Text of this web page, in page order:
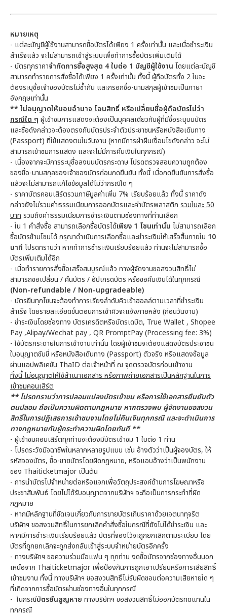
หมายเหตุ
- แต่ละบัญชีผู้ใช้งานสามารถซื้อบัตรได้เพียง 1 ครั้งเท่านั้น และเมื่อชำระเงิน
สำเร็จแล้ว จะไม่สามารถเข้าสู่ระบบเพื่อทำการซื้อบัตรเพิ่มเติมได้
- บัตรทุกราคาจำกัดการซื้อสูงสุด 4 ใบต่อ 1 บัญชีผู้ใช้งาน โดยแต่ละบัญชี
สามารถทำรายการสั่งซื้อได้เพียง 1 ครั้งเท่านั้น ทั้งนี้ ผู้ถือบัตรทั้ง 2 ใบจะ
ต้องระบุชื่อเจ้าของบัตรไม่ซ้ำกัน และกรอกชื่อ-นามสกุลผู้เข้าชมเป็นภาษา
อังกฤษเท่านั้น
**ไม่อนุญาตให้มอบอำนาจ โอนสิทธิ์ หรือเปลี่ยนชื่อผู้ถือบัตรไม่ว่า
กรณีใด ๆ ผู้เข้าชมการแสดงจะต้องเป็นบุคคลเดียวกับผู้ที่มีชื่อระบุบนบัตร
และชื่อดังกล่าวจะต้องตรงกับบัตรประจำตัวประชาชนหรือหนังสือเดินทาง
(Passport) ที่ใช้แสดงตนในวันงาน (หากมีการฝ่าฝืนเงื่อนไขดังกล่าว จะไม่
สามารถเข้าชมการแสดง และจะไม่มีการคืนเงินในทุกกรณี)
- เนื่องจากจะมีการระบุชื่อลงบนบัตรกระดาษ โปรดตรวจสอบความถูกต้อง
ของชื่อ-นามสกุลของเจ้าของบัตรก่อนกดยืนยัน ทั้งนี้ เมื่อกดยืนยันการสั่งซื้อ
แล้วจะไม่สามารถแก้ไขข้อมูลได้ไม่ว่ากรณีใด ๆ
- ราคาบัตรคอนเสิร์ตรวมภาษีมูลค่าเพิ่ม 7% เรียบร้อยแล้ว ทั้งนี้ ราคาดัง
กล่าวยังไม่รวมค่าธรรมเนียมการออกบัตรและค่าบัตรพลาสติก รวมใบละ 50
บาท รวมถึงค่าธรรมเนียมการชำระเงินตามช่องทางที่ท่านเลือก
- ใน 1 คำสั่งซื้อ สามารถเลือกซื้อบัตรได้เพียง 1 โซนเท่านั้น ไม่สามารถเลือก
ซื้อบัตรข้ามโซนได้ กรุณาดำเนินการเลือกซื้อและชำระเงินให้เสร็จสิ้นภายใน 10
นาที โปรดทราบว่า หากทำการชำระเงินเรียบร้อยแล้ว ท่านจะไม่สามารถซื้อ
บัตรเพิ่มเติมได้อีก
- เมื่อทำรายการสั่งซื้อเสร็จสมบูรณ์แล้ว ทางผู้จัดงานขอสงวนสิทธิ์ไม่
สามารถขอเปลี่ยน / คืนบัตร / อัปเกรดบัตร หรือขอคืนเงินได้ในทุกกรณี
(Non-refundable / Non-upgradeable)
- บัตรยืนทุกโซนจะต้องทำการเรียงลำดับคิวเข้าฮอลล์ตามเวลาที่ชำระเงิน
สำเร็จ โดยรายละเอียดขั้นตอนการเข้าคิวจะแจ้งภายหลัง (ก่อนวันงาน)
- ชำระเงินโดยช่องทาง บัตรเครดิตหรือบัตรเดบิต, True Wallet , Shopee
Pay ,Alipay/Wechat pay , QR PromptPay (Processing fee: 3%)
- ใช้บัตรกระดาษในการเข้างานเท่านั้น โดยผู้เข้าชมจะต้องแสดงบัตรประชาชน
ใบอนุญาตขับขี่ หรือหนังสือเดินทาง (Passport) ตัวจริง หรือแสดงข้อมูล
ผ่านแอปพลิเคชัน ThaID ต่อเจ้าหน้าที่ ณ จุดตรวจบัตรก่อนเข้างาน
ทั้งนี้ ไม่อนุญาตให้ใช้สำเนาเอกสาร หรือภาพถ่ายเอกสารเป็นหลักฐานในการ
เข้าชมคอนเสิร์ต
** โปรดทราบว่าการปลอมแปลงบัตรเข้าชม หรือการใช้เอกสารยืนยันตัว
ตนปลอม ถือเป็นความผิดตามกฎหมาย หากตรวจพบ ผู้จัดงานขอสงวน
สิทธิ์ในการปฏิเสธการเข้าชมงานโดยไม่คืนเงินทุกกรณี และจะดำเนินการ
ทางกฎหมายกับผู้กระทำความผิดโดยทันที **
- ผู้เข้าชมคอนเสิร์ตทุกท่านจะต้องมีบัตรเข้าชม 1 ใบต่อ 1 ท่าน
- โปรดระวังมิจฉาชีพในหลากหลายรูปแบบ เช่น อ้างตัวว่าเป็นผู้จองบัตร, ให้
รหัสจองบัตร, ซื้อ-ขายบัตรโดยผิดกฎหมาย, หรือแอบอ้างว่าเป็นพนักงาน
ของ Thaiticketmajor เป็นต้น
- การนำบัตรไปจำหน่ายต่อหรือแจกเพื่อวัตถุประสงค์ด้านการโฆษณาหรือ
ประชาสัมพันธ์ โดยไม่ได้รับอนุญาตจากบริษัทฯ จะถือเป็นการกระทำที่ผิด
กฎหมาย
- หากมีหลักฐานที่ชัดเจนเกี่ยวกับการขายบัตรเกินราคาด้วยเจตนาทุจริต
บริษัทฯ ขอสงวนสิทธิ์ในการยกเลิกคำสั่งซื้อในกรณีที่ยังไม่ได้ชำระเงิน และ
หากมีการชำระเงินเรียบร้อยแล้ว บัตรที่จองไว้จะถูกยกเลิกตามระเบียบ โดย
บัตรที่ถูกยกเลิกจะถูกส่งกลับเข้าสู่ระบบจำหน่ายบัตรอีกครั้ง
- ทางบริษัทฯ ขอความร่วมมือแฟน ๆ ทุกท่าน งดซื้อบัตรจากช่องทางอื่นนอก
เหนือจาก Thaiticketmajor เพื่อป้องกันการถูกเอาเปรียบหรือการเสียสิทธิ์
เข้าชมงาน ทั้งนี้ ทางบริษัทฯ ขอสงวนสิทธิ์ไม่รับผิดชอบต่อความเสียหายใด ๆ
ที่เกิดจากการซื้อบัตรผ่านช่องทางอื่นในทุกกรณี
- ในกรณีบัตรยืนสูญหาย ทางบริษัทฯ ขอสงวนสิทธิ์ไม่ออกบัตรทดแทนใน
ทุกกรณี